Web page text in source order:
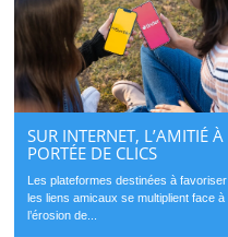
SUR INTERNET, L’AMITIÉ À
PORTÉE DE CLICS
Les plateformes destinées à favoriser
les liens amicaux se multiplient face à
l’érosion de...